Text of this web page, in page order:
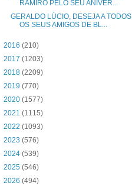
RAMIRO PELO SEU ANIVER...
GERALDO LÚCIO, DESEJA A TODOS
OS SEUS AMIGOS DE BL...
2016 (210)
2017 (1203)
2018 (2209)
2019 (770)
2020 (1577)
2021 (1115)
2022 (1093)
2023 (576)
2024 (539)
2025 (546)
2026 (494)